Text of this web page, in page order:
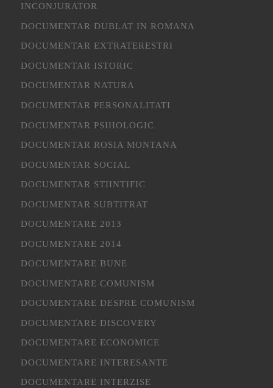
INCONJURATOR
DOCUMENTAR DUBLAT IN ROMANA
DOCUMENTAR EXTRATERESTRI
DOCUMENTAR ISTORIC
DOCUMENTAR NATURA
DOCUMENTAR PERSONALITATI
DOCUMENTAR PSIHOLOGIC
DOCUMENTAR ROSIA MONTANA
DOCUMENTAR SOCIAL
DOCUMENTAR STIINTIFIC
DOCUMENTAR SUBTITRAT
DOCUMENTARE 2013
DOCUMENTARE 2014
DOCUMENTARE BUNE
DOCUMENTARE COMUNISM
DOCUMENTARE DESPRE COMUNISM
DOCUMENTARE DISCOVERY
DOCUMENTARE ECONOMICE
DOCUMENTARE INTERESANTE
DOCUMENTARE INTERZISE